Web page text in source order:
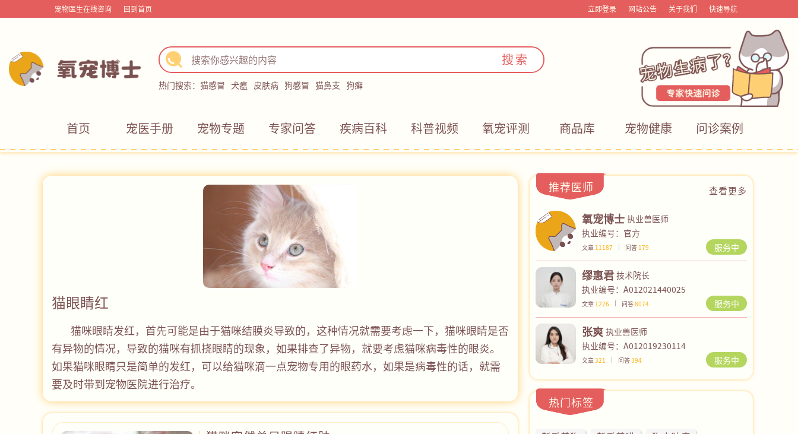
宠物医生在线咨询 回到首页 立即登录 网站公告 关于我们 快速导航
搜索
热门搜索： 猫感冒 犬瘟 皮肤病 狗感冒 猫鼻支 狗癣
首页 宠医手册 宠物专题 专家问答 疾病百科 科普视频 氧宠评测 商品库 宠物健康 问诊案例
猫眼睛红
猫咪眼睛发红，首先可能是由于猫咪结膜炎导致的，这种情况就需要考虑一下，猫咪眼睛是否
有异物的情况，导致的猫咪有抓挠眼睛的现象，如果排查了异物，就要考虑猫咪病毒性的眼炎。
如果猫咪眼睛只是简单的发红，可以给猫咪滴一点宠物专用的眼药水，如果是病毒性的话，就需
要及时带到宠物医院进行治疗。
推荐医师 查看更多
氧宠博士 执业兽医师
执业编号：官方
文章 11187 问答 179 服务中
缪惠君 技术院长
执业编号：A012021440025
文章 1226 问答8074 服务中
张爽 执业兽医师
执业编号：A012019230114
文章321 问答394 服务中
热门标签